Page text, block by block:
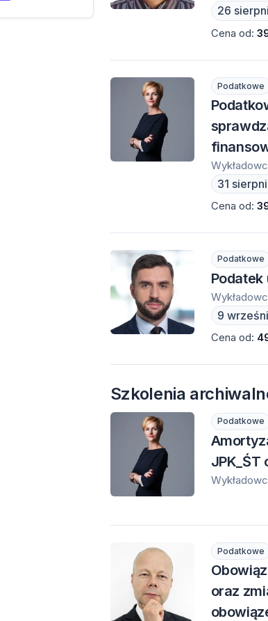
26
Cena od:
Podatkowe
31
Cena od:
Podatkowe
Podatek
9
Cena od:
Szkolenia
Podatkowe
JPK_ŚT
Podatkowe
oraz